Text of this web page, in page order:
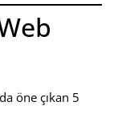
öne çıkan 5